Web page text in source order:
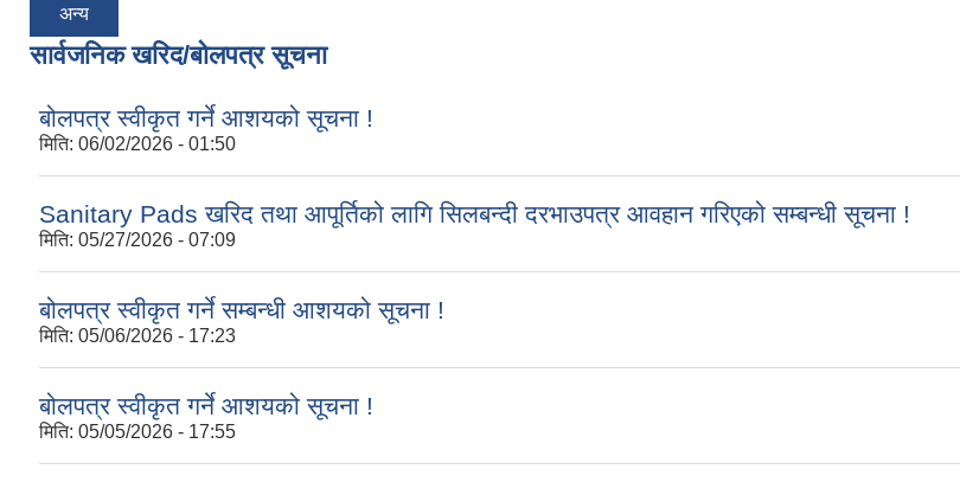
अन्य
सार्वजनिक खरिद/बोलपत्र सूचना
बोलपत्र स्वीकृत गर्ने आशयको सूचना !
मिति: 06/02/2026 - 01:50
Sanitary Pads खरिद तथा आपूर्तिको लागि सिलबन्दी दरभाउपत्र आवहान गरिएको सम्बन्धी सूचना !
मिति: 05/27/2026 - 07:09
बोलपत्र स्वीकृत गर्ने सम्बन्धी आशयको सूचना !
मिति: 05/06/2026 - 17:23
बोलपत्र स्वीकृत गर्ने आशयको सूचना !
मिति: 05/05/2026 - 17:55